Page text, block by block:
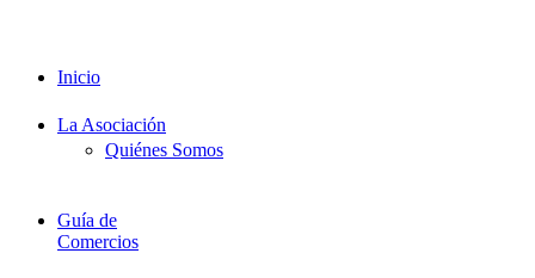
Inicio
La Asociación
Quiénes Somos
Guía de
Comercios